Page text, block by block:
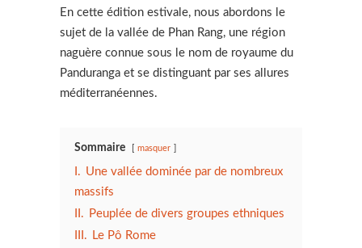
En cette édition estivale, nous abordons le
sujet de la vallée de Phan Rang, une région
naguère connue sous le nom de royaume du
Panduranga et se distinguant par ses allures
méditerranéennes.
Sommaire masquer
I. Une vallée dominée par de nombreux
massifs
II. Peuplée de divers groupes ethniques
III.
Le Pô Rome